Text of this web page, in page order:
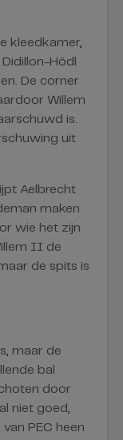
kleedkamer,
Hödl
De corner
Willem
is.
uit
Aelbrecht
maken
wie het zijn
II de
de spits is
maar de
bal
door
niet goed,
PEC heen